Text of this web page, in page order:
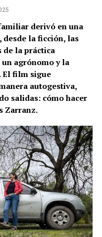
derivó en una
la ficción, las
de la práctica
agrónomo y la
El film sigue
autogestiva,
salidas: cómo hacer
Zarranz.